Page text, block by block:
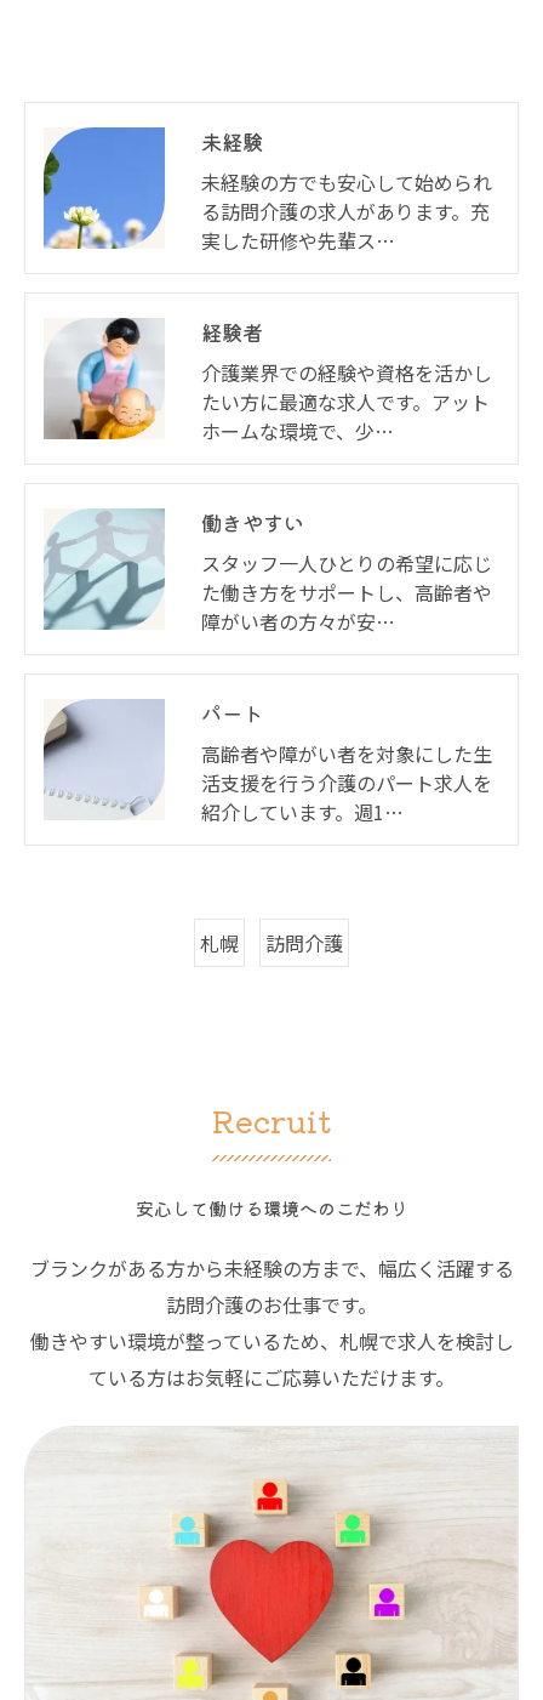
未経験
未経験の方でも安心して始められ
る訪問介護の求人があります。充
実した研修や先輩ス…
経験者
介護業界での経験や資格を活かし
たい方に最適な求人です。アット
ホームな環境で、少…
働きやすい
スタッフ一人ひとりの希望に応じ
た働き方をサポートし、高齢者や
障がい者の方々が安…
パート
高齢者や障がい者を対象にした生
活支援を行う介護のパート求人を
紹介しています。週1…
札幌 訪問介護
Recruit
安心して働ける環境へのこだわり
ブランクがある方から未経験の方まで、幅広く活躍する
訪問介護のお仕事です。
働きやすい環境が整っているため、札幌で求人を検討し
ている方はお気軽にご応募いただけます。